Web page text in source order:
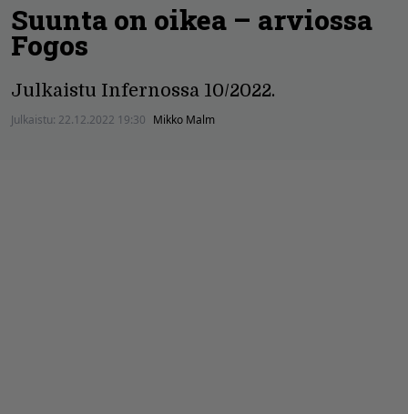
Suunta on oikea – arviossa
Fogos
Julkaistu Infernossa 10/2022.
Julkaistu: 22.12.2022 19:30 Mikko Malm